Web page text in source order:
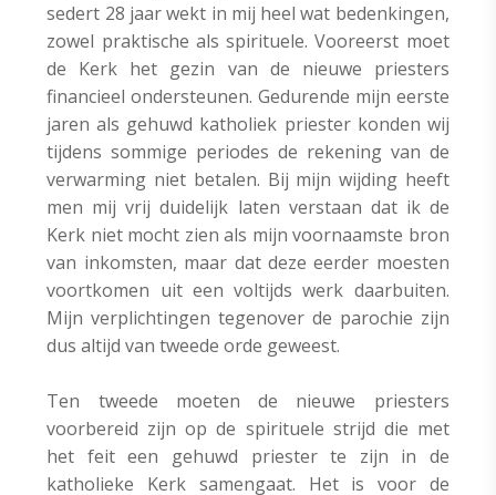
sedert 28 jaar wekt in mij heel wat bedenkingen,
zowel praktische als spirituele. Vooreerst moet
de Kerk het gezin van de nieuwe priesters
financieel ondersteunen. Gedurende mijn eerste
jaren als gehuwd katholiek priester konden wij
tijdens sommige periodes de rekening van de
verwarming niet betalen. Bij mijn wijding heeft
men mij vrij duidelijk laten verstaan dat ik de
Kerk niet mocht zien als mijn voornaamste bron
van inkomsten, maar dat deze eerder moesten
voortkomen uit een voltijds werk daarbuiten.
Mijn verplichtingen tegenover de parochie zijn
dus altijd van tweede orde geweest.
Ten tweede moeten de nieuwe priesters
voorbereid zijn op de spirituele strijd die met
het feit een gehuwd priester te zijn in de
katholieke Kerk samengaat. Het is voor de